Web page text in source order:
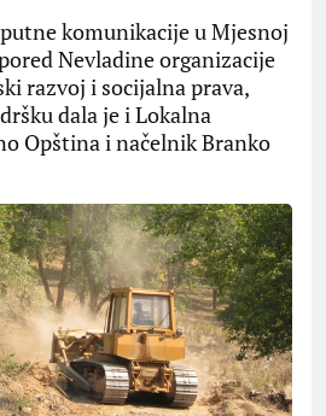
komunikacije u Mjesnoj
Nevladine organizacije
razvoj i socijalna prava,
dala je i Lokalna
Opština i načelnik Branko